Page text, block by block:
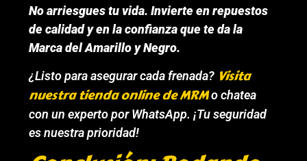
No arriesgues tu vida. Invierte en repuestos
de calidad y en la confianza que te da la
Marca del Amarillo y Negro.
¿Listo para asegurar cada frenada? Visita
nuestra tienda online de MRMo chatea
con un experto por WhatsApp. ¡Tu seguridad
es nuestra prioridad!